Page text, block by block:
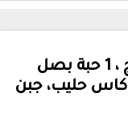
2 حبات جزر، كمية من البزلاء(الجلبان)، 2 حبات بطاطا، 1/4 صدر دجاج ، 1 حبة بصل
صغيرة، ملح، فلفل اسود، 3 حبات بيض، 2 علب ياغويت طبيعي، 1/2 كاس حليب، جبن